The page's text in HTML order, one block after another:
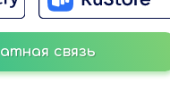
связь